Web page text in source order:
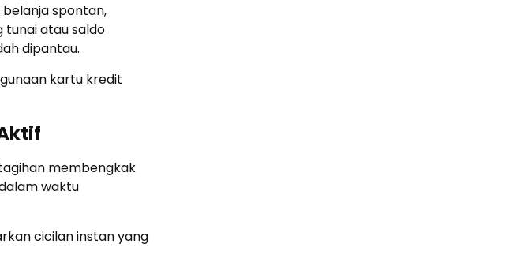
spontan,
tunai atau saldo
dipantau.
kartu kredit
membengkak
waktu
cicilan instan yang